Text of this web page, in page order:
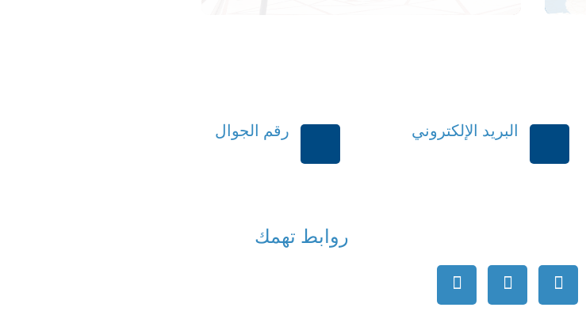
البريد الإلكتروني رقم الجوال
روابط تهمك